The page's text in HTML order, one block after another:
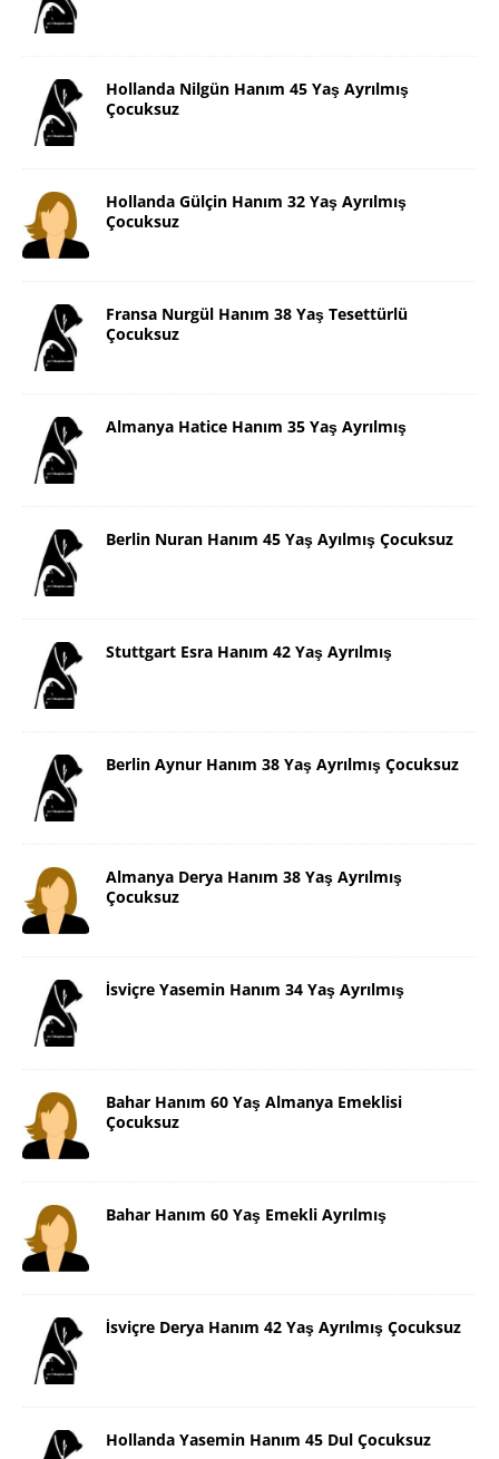
Hollanda Nilgün Hanım 45 Yaş Ayrılmış
Çocuksuz
Hollanda Gülçin Hanım 32 Yaş Ayrılmış
Çocuksuz
Fransa Nurgül Hanım 38 Yaş Tesettürlü
Çocuksuz
Almanya Hatice Hanım 35 Yaş Ayrılmış
Berlin Nuran Hanım 45 Yaş Ayılmış Çocuksuz
Stuttgart Esra Hanım 42 Yaş Ayrılmış
Berlin Aynur Hanım 38 Yaş Ayrılmış Çocuksuz
Almanya Derya Hanım 38 Yaş Ayrılmış
Çocuksuz
İsviçre Yasemin Hanım 34 Yaş Ayrılmış
Bahar Hanım 60 Yaş Almanya Emeklisi
Çocuksuz
Bahar Hanım 60 Yaş Emekli Ayrılmış
İsviçre Derya Hanım 42 Yaş Ayrılmış Çocuksuz
Hollanda Yasemin Hanım 45 Dul Çocuksuz